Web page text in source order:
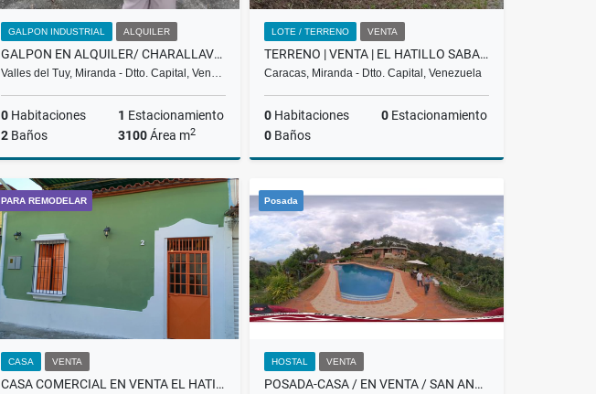
GALPON INDUSTRIAL ALQUILER
GALPON EN ALQUILER/ CHARALLAVE/MUNICIPIO URDANETA Y CRISTOBAL ROJAS
Valles del Tuy, Miranda - Dtto. Capital, Ven…
0 Habitaciones 1 Estacionamiento
2 Baños 3100Área m2
Alquiler
US$6,200
LOTE / TERRENO VENTA
TERRENO | VENTA | EL HATILLO SABANETA |
Caracas, Miranda - Dtto. Capital, Venezuela
0 Habitaciones 0 Estacionamiento
0 Baños
US$35,000
PARA REMODELAR
CASA VENTA
CASA COMERCIAL EN VENTA EL HATILLO $115.000 RH
Posada
HOSTAL VENTA
POSADA-CASA / EN VENTA / SAN ANTONIO DE LOS ALTOS / SL-23-007